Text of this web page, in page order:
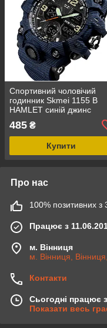
Спортивний чоловічий
годинник Skmei 1155 B
HAMLET синій джинс
485 ₴
Купити
Про нас
100% позитивних з
Працює з
м. Вінниця
м. Вінниця,
Контакти
Сьогодні працює
Показати весь